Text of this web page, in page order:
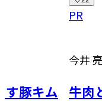
ズッキーニの